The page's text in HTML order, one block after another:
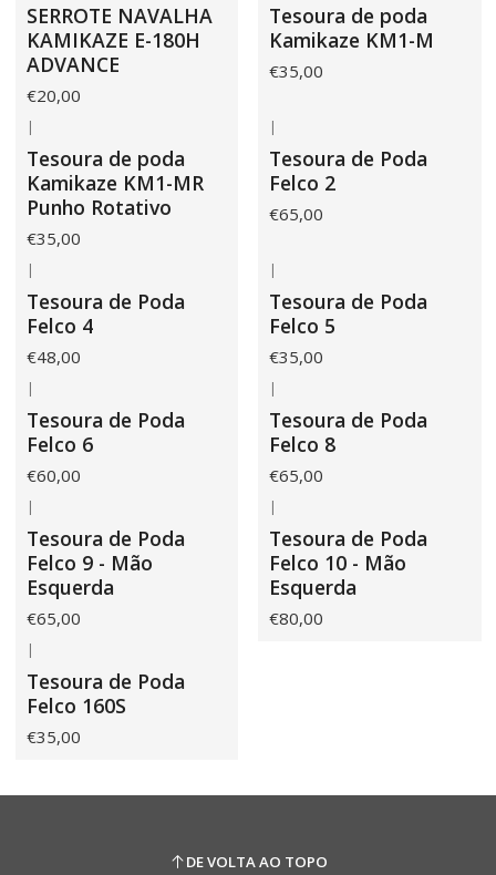
SERROTE NAVALHA
KAMIKAZE E-180H
ADVANCE
€20,00
Tesoura de poda
Kamikaze KM1-M
€35,00
|
Tesoura de poda
Kamikaze KM1-MR
Punho Rotativo
€35,00
|
Tesoura de Poda
Felco 2
€65,00
|
Tesoura de Poda
Felco 4
€48,00
|
Tesoura de Poda
Felco 5
€35,00
|
Tesoura de Poda
Felco 6
€60,00
|
Tesoura de Poda
Felco 8
€65,00
|
Tesoura de Poda
Felco 9 - Mão
Esquerda
€65,00
|
Tesoura de Poda
Felco 10 - Mão
Esquerda
€80,00
|
Tesoura de Poda
Felco 160S
€35,00
DE VOLTA AO TOPO